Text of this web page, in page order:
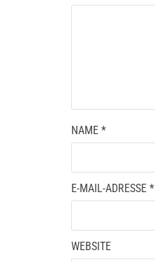
NAME *
E-MAIL-ADRESSE *
WEBSITE